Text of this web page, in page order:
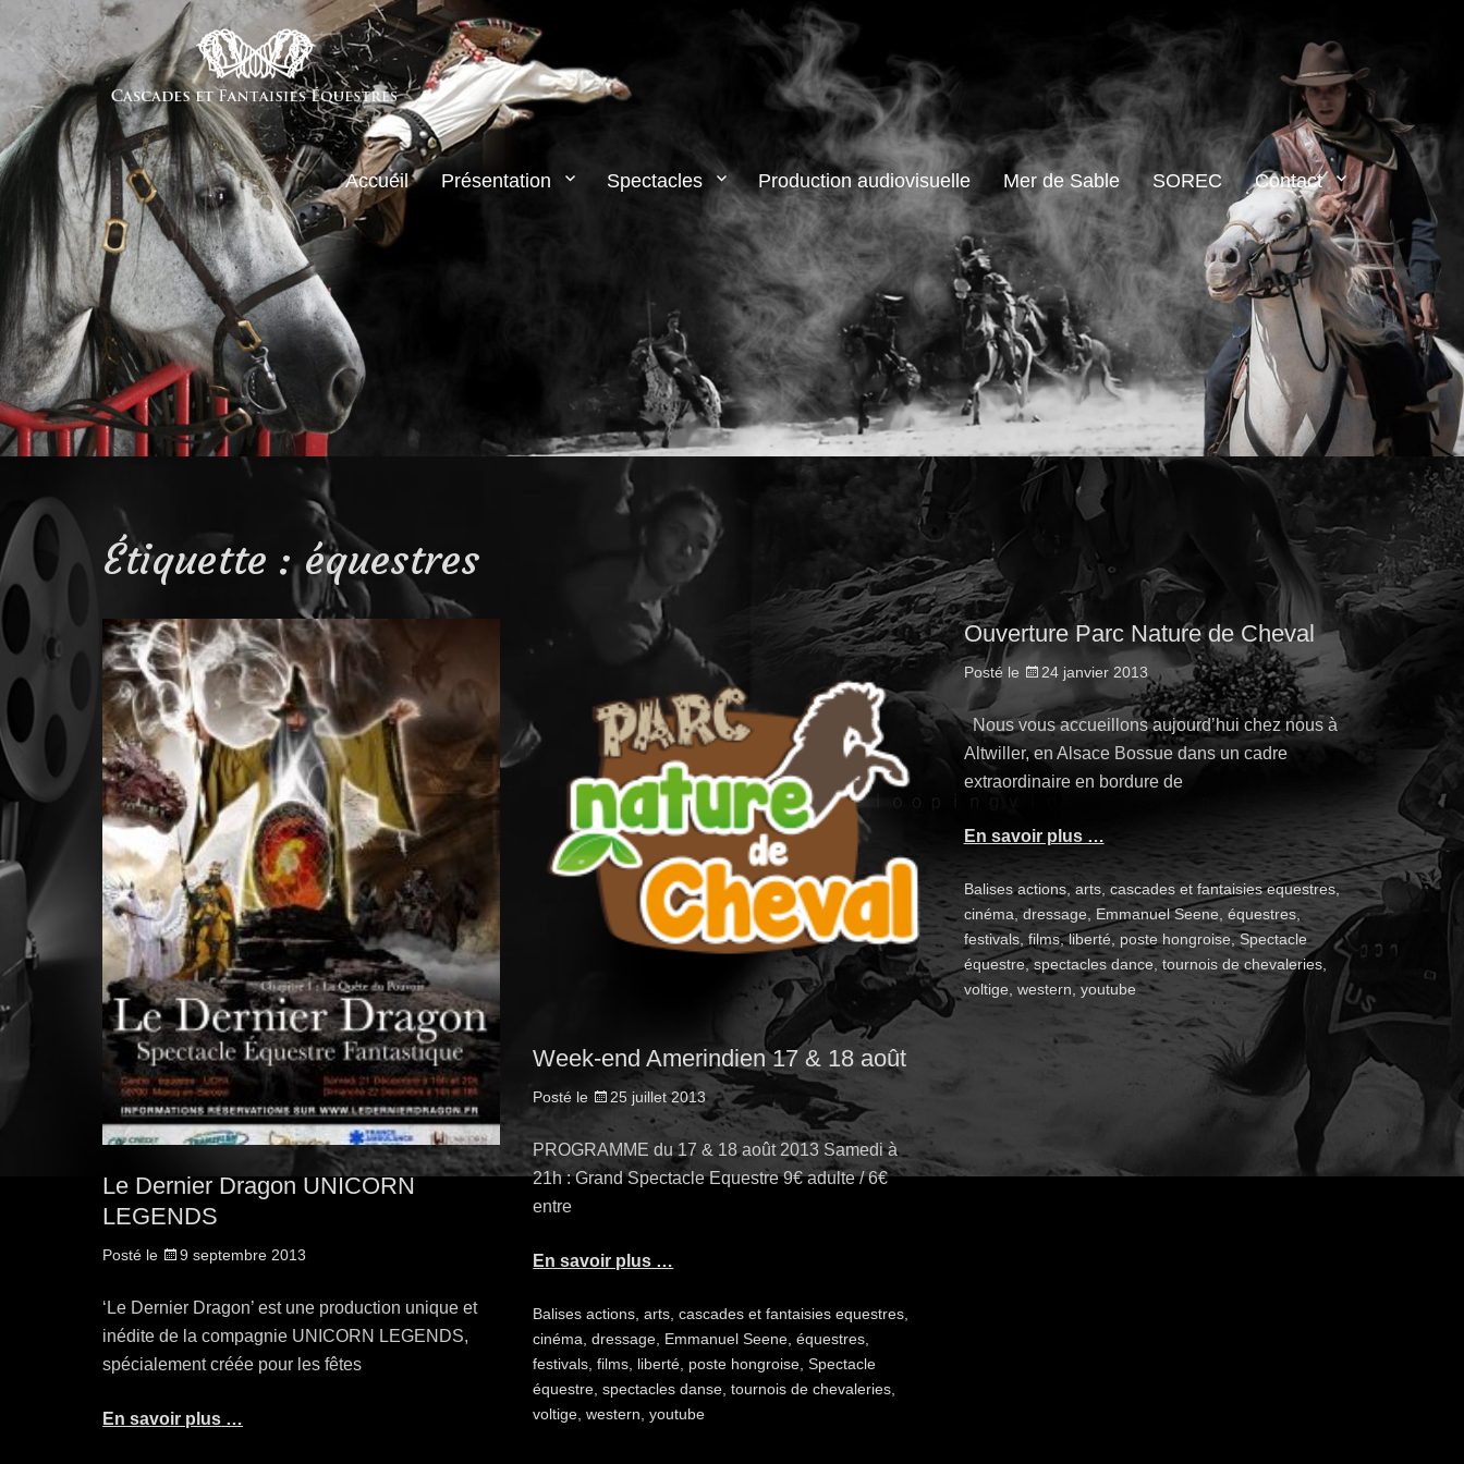
Accueil Présentation Spectacles Production audiovisuelle Mer de Sable SOREC Contact
Étiquette :équestres
Le Dernier Dragon UNICORN
LEGENDS
Posté le 9 septembre 2013
‘Le Dernier Dragon’ est une production unique et
inédite de la compagnie UNICORN LEGENDS,
spécialement créée pour les fêtes
En savoir plus …
Week-end Amerindien 17 & 18 août
Posté le 25 juillet 2013
PROGRAMME du 17 & 18 août 2013 Samedi à
21h : Grand Spectacle Equestre 9€ adulte / 6€
entre
En savoir plus …
Balisesactions ,arts ,cascades et fantaisies equestres
cinéma ,dressage Emmanuel Seene ,équestres
festivals ,films liberté poste hongroise ,Spectacle
équestre ,spectacles danse ,tournois de chevaleries
voltige ,western ,youtube
Ouverture Parc Nature de Cheval
Posté le 24 janvier 2013
Nous vous accueillons aujourd’hui chez nous à
Altwiller, en Alsace Bossue dans un cadre
extraordinaire en bordure de
En savoir plus …
Balisesactions, arts,cascades et fantaisies equestres,
cinéma,dressage, Emmanuel Seene, équestres,
festivals, films,liberté, poste hongroise,Spectacle
équestre,spectacles dance,tournois de chevaleries,
voltige, western,youtube